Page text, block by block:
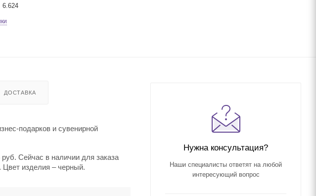
6.624
ДОСТАВКА
подарков и сувенирной
Сейчас в наличии для заказа
изделия – черный.
Нужна консультация?
Наши специалисты ответят на любой
интересующий вопрос